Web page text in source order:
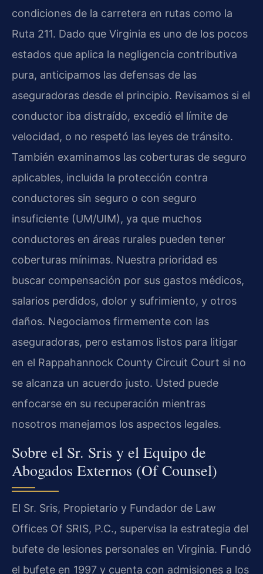
condiciones de la carretera en rutas como la
Ruta 211. Dado que Virginia es uno de los pocos
estados que aplica la negligencia contributiva
pura, anticipamos las defensas de las
aseguradoras desde el principio. Revisamos si el
conductor iba distraído, excedió el límite de
velocidad, o no respetó las leyes de tránsito.
También examinamos las coberturas de seguro
aplicables, incluida la protección contra
conductores sin seguro o con seguro
insuficiente (UM/UIM), ya que muchos
conductores en áreas rurales pueden tener
coberturas mínimas. Nuestra prioridad es
buscar compensación por sus gastos médicos,
salarios perdidos, dolor y sufrimiento, y otros
daños. Negociamos firmemente con las
aseguradoras, pero estamos listos para litigar
en el Rappahannock County Circuit Court si no
se alcanza un acuerdo justo. Usted puede
enfocarse en su recuperación mientras
nosotros manejamos los aspectos legales.
Sobre el Sr. Sris y el Equipo de
Abogados Externos (Of Counsel)
El Sr. Sris, Propietario y Fundador de Law
Offices Of SRIS, P.C., supervisa la estrategia del
bufete de lesiones personales en Virginia. Fundó
el bufete en 1997 y cuenta con admisiones a los